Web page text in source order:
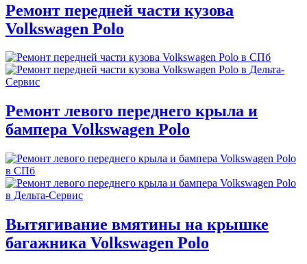
Ремонт передней части кузова
Volkswagen Polo
Ремонт левого переднего крыла и
бампера Volkswagen Polo
Вытягивание вмятины на крышке
багажника Volkswagen Polo